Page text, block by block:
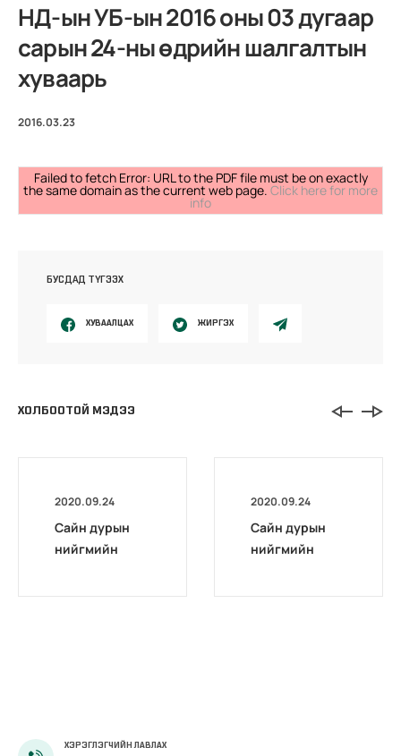
НД-ын УБ-ын 2016 оны 03 дугаар
сарын 24-ны өдрийн шалгалтын
хуваарь
2016.03.23
Failed to fetch Error: URL to the PDF file must be on exactly
the same domain as the current web page. Click here for more
info
БУСДАД ТҮГЭЭХ
ХУВААЛЦАХ ЖИРГЭХ
ХОЛБООТОЙ МЭДЭЭ
2020.09.24
Сайн дурын
нийгмийн
2020.09.24
Сайн дурын
нийгмийн
ХЭРЭГЛЭГЧИЙН ЛАВЛАХ